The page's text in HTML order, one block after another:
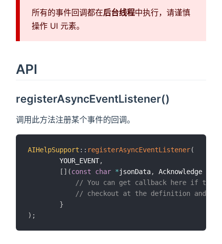
所有的事件回调都在后台线程中执行，请谨慎
操作 UI 元素。
API
registerAsyncEventListener()
调用此方法注册某个事件的回调。
AIHelpSupport :: registerAsyncEventListener(
        YOUR_EVENT
,
[ ] (const char *jsonData, Acknowledge ack
// You can get callback here if the
// checkout at the definition and
}
) ;